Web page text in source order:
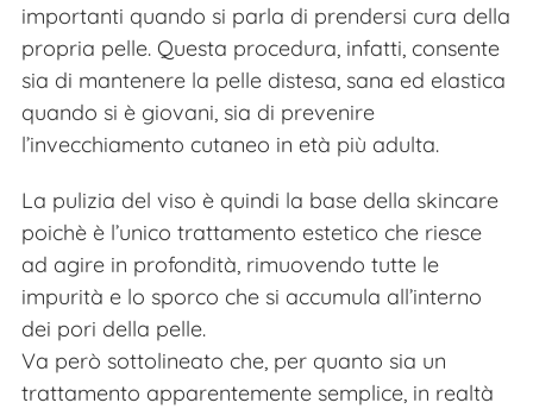
importanti quando si parla di prendersi cura della
propria pelle. Questa procedura, infatti, consente
sia di mantenere la pelle distesa, sana ed elastica
quando si è giovani, sia di prevenire
l’invecchiamento cutaneo in età più adulta.
La pulizia del viso è quindi la base della skincare
poichè è l’unico trattamento estetico che riesce
ad agire in profondità, rimuovendo tutte le
impurità e lo sporco che si accumula all’interno
dei pori della pelle.
Va però sottolineato che, per quanto sia un
trattamento apparentemente semplice, in realtà